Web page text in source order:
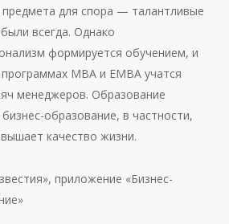
предмета для спора — талантливые
всегда. Однако
формируется обучением, и
МВА и ЕМВА учатся
менеджеров. Образование
образование, в частности,
качество жизни.
приложение «Бизнес-